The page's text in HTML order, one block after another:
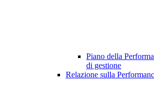
Piano della
di gestione
Relazione sulla